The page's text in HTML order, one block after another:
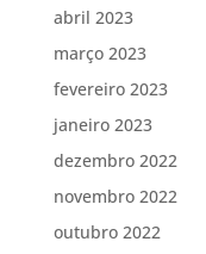
abril 2023
março 2023
fevereiro 2023
janeiro 2023
dezembro 2022
novembro 2022
outubro 2022